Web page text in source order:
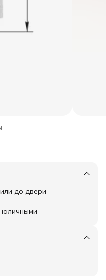
до двери